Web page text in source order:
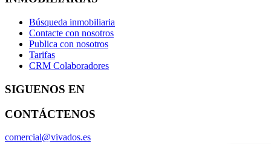
Búsqueda inmobiliaria
Contacte con nosotros
Publica con nosotros
Tarifas
CRM Colaboradores
SIGUENOS EN
CONTÁCTENOS
comercial@vivados.es